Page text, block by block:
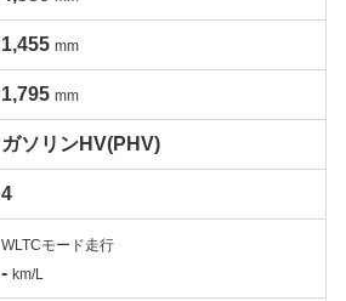
1,455 mm
1,795 mm
ガソリンHV(PHV)
4
WLTCモード走行
- km/L